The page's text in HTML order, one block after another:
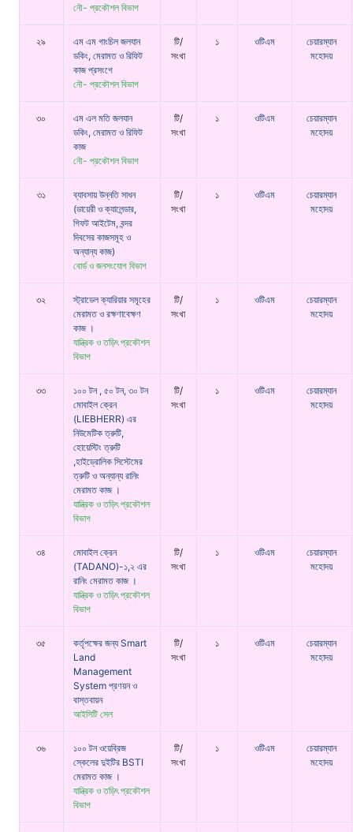
নৌ- প্রকৌশল বিভাগ
২৯
এম এম গাংচিল জলযান
ডকিং, মেরামত ও রিফিট
কাজ প্রসংগে
নৌ- প্রকৌশল বিভাগ
টি/
সংখা
১ ওটিএম
চেয়ারম্যান
মহোদয়
৩০
এম এল মতি জলযান
ডকিং, মেরামত ও রিফিট
কাজ
নৌ- প্রকৌশল বিভাগ
টি/
সংখা
১ ওটিএম
চেয়ারম্যান
মহোদয়
৩১
ব্যাবসায় উন্নতি সাধন
(ডায়েরী ও ক্যালেন্ডার,
গিফট আইটেম, বন্দর
দিবসের কাজসমূহ ও
অন্যান্য কাজ)
বোর্ড ও জনসংযোগ বিভাগ
টি/
সংখা
১ ওটিএম
চেয়ারম্যান
মহোদয়
৩২
স্ট্রাডেল ক্যারিয়ার সমূহের
মেরামত ও রক্ষণাবেক্ষণ
কাজ ।
যান্ত্রিক ও তড়িৎ প্রকৌশল
বিভাগ
টি/
সংখা
১ ওটিএম
চেয়ারম্যান
মহোদয়
৩৩
১০০ টন , ৫০ টন, ৩০ টন
মোবাইল ক্রেন
(LIEBHERR) এর
নিউমেটিক ত্রুটি,
হোয়েস্টিং ত্রুটি
,হাইড্রোলিক সিস্টেমের
ত্রুটি ও অন্যান্য রানিং
মেরামত কাজ ।
যান্ত্রিক ও তড়িৎ প্রকৌশল
বিভাগ
টি/
সংখা
১ ওটিএম
চেয়ারম্যান
মহোদয়
৩৪
মোবাইল ক্রেন
(TADANO)-১,২ এর
রানিং মেরামত কাজ ।
যান্ত্রিক ও তড়িৎ প্রকৌশল
বিভাগ
টি/
সংখা
১ ওটিএম
চেয়ারম্যান
মহোদয়
৩৫
কর্তৃপক্ষের জন্য Smart
Land
Management
System প্রণয়ন ও
বাস্তবায়ন
আইসিটি সেল
টি/
সংখা
১ ওটিএম
চেয়ারম্যান
মহোদয়
৩৬
১০০ টন ওয়েব্রিজ
স্কেলের দুইটির BSTI
মেরামত কাজ ।
যান্ত্রিক ও তড়িৎ প্রকৌশল
বিভাগ
টি/
সংখা
১ ওটিএম
চেয়ারম্যান
মহোদয়